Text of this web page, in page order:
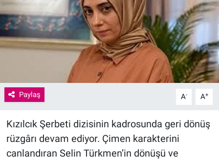
Paylaş A- A+
Kızılcık Şerbeti dizisinin kadrosunda geri dönüş
rüzgârı devam ediyor. Çimen karakterini
canlandıran Selin Türkmen’in dönüşü ve